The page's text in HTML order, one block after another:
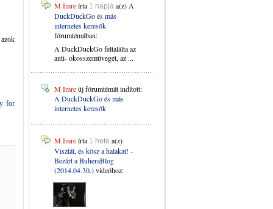
for
M Imreírta 1 napja a(z) A
DuckDuckGo és más
internetes keresők
fórumtémában:
A DuckDuckGo feltalálta az
anti- okosszemüveget, az ...
M Imreúj fórumtémát indított:
A DuckDuckGo és más
internetes keresők
M Imreírta 1 hete a(z)
Viszlát, és kösz a halakat! -
Bezárt a BuheraBlog
(2014.04.30.)videóhoz: